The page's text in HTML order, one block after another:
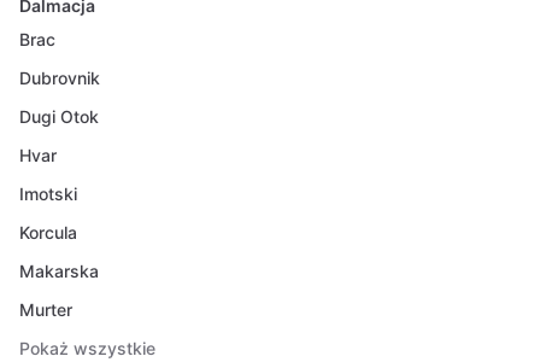
Dalmacja
Brac
Dubrovnik
Dugi Otok
Hvar
Imotski
Korcula
Makarska
Murter
Pokaż wszystkie